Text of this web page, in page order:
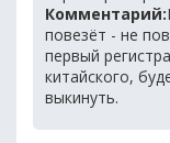
Комментарий:
повезёт - не
первый
китайского,
выкинуть.